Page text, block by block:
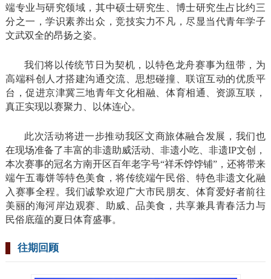
端专业与研究领域，其中硕士研究生、博士研究生占比约三
分之一，学识素养出众，竞技实力不凡，尽显当代青年学子
文武双全的昂扬之姿。
我们将以传统节日为契机，以特色龙舟赛事为纽带，为
高端科创人才搭建沟通交流、思想碰撞、联谊互动的优质平
台，促进京津冀三地青年文化相融、体育相通、资源互联，
真正实现以赛聚力、以体连心。
此次活动将进一步推动我区文商旅体融合发展，我们也
在现场准备了丰富的非遗助威活动、非遗小吃、非遗IP文创，
本次赛事的冠名方南开区百年老字号“祥禾饽饽铺”，还将带来
端午五毒饼等特色美食，将传统端午民俗、特色非遗文化融
入赛事全程。我们诚挚欢迎广大市民朋友、体育爱好者前往
美丽的海河岸边观赛、助威、品美食，共享兼具青春活力与
民俗底蕴的夏日体育盛事。
往期回顾